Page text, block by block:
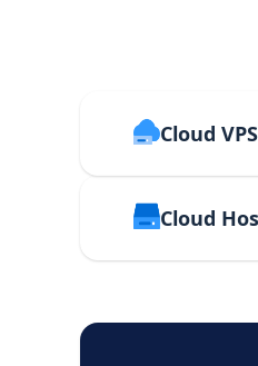
Cloud VPS
Cloud